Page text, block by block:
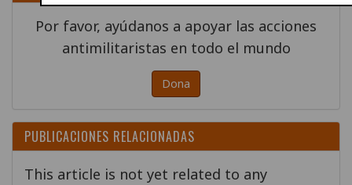
Por favor, ayúdanos a apoyar las acciones
antimilitaristas en todo el mundo
Dona
PUBLICACIONES RELACIONADAS
This article is not yet related to any